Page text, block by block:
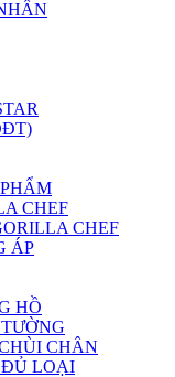
CHEF
CHEF
ÁP
HỒ
CHÂN
LOẠI